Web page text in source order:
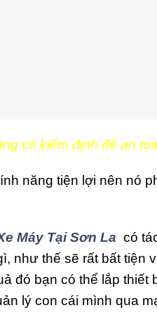
có kiểm định để an
năng tiện lợi nên nó
Máy Tại Sơn La có
như thế sẽ rất bất tiện
đó bạn có thể lắp thiết
lý con cái mình qua